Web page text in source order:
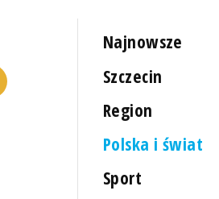
Najnowsze
Szczecin
Region
Polska i świat
Sport